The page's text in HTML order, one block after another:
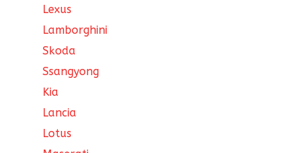
Lexus
Lamborghini
Skoda
Ssangyong
Kia
Lancia
Lotus